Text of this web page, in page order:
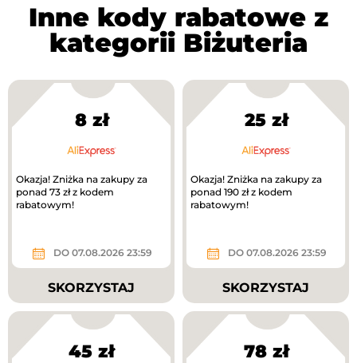
Inne kody rabatowe z
kategorii Biżuteria
8 zł
Okazja! Zniżka na zakupy za
ponad 73 zł z kodem
rabatowym!
DO 07.08.2026 23:59
SKORZYSTAJ
25 zł
Okazja! Zniżka na zakupy za
ponad 190 zł z kodem
rabatowym!
DO 07.08.2026 23:59
SKORZYSTAJ
45 zł 78 zł